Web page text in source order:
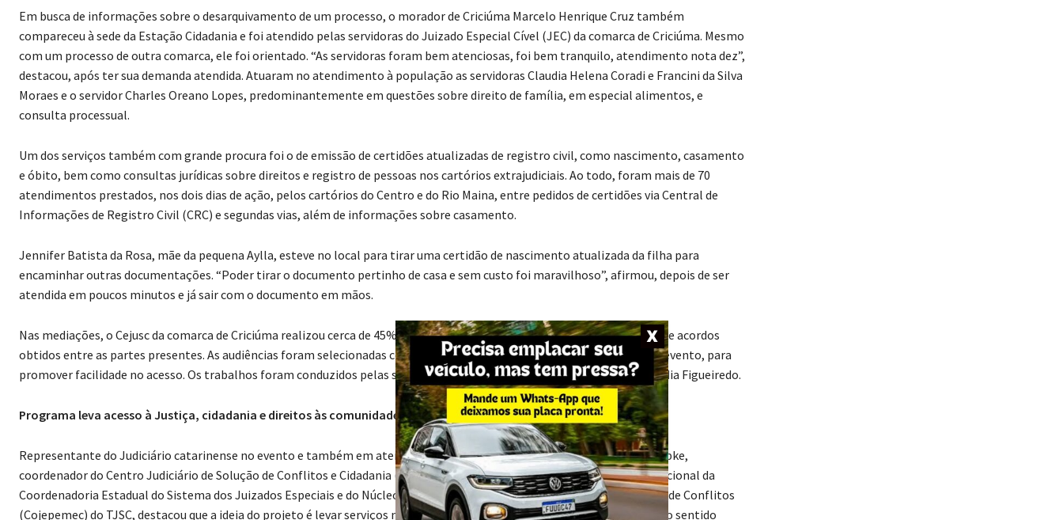
Em busca de informações sobre o desarquivamento de um processo, o morador de Criciúma Marcelo Henrique Cruz também
compareceu à sede da Estação Cidadania e foi atendido pelas servidoras do Juizado Especial Cível (JEC) da comarca de Criciúma. Mesmo
com um processo de outra comarca, ele foi orientado. “As servidoras foram bem atenciosas, foi bem tranquilo, atendimento nota dez”,
destacou, após ter sua demanda atendida. Atuaram no atendimento à população as servidoras Claudia Helena Coradi e Francini da Silva
Moraes e o servidor Charles Oreano Lopes, predominantemente em questões sobre direito de família, em especial alimentos, e
consulta processual.
Um dos serviços também com grande procura foi o de emissão de certidões atualizadas de registro civil, como nascimento, casamento
e óbito, bem como consultas jurídicas sobre direitos e registro de pessoas nos cartórios extrajudiciais. Ao todo, foram mais de 70
atendimentos prestados, nos dois dias de ação, pelos cartórios do Centro e do Rio Maina, entre pedidos de certidões via Central de
Informações de Registro Civil (CRC) e segundas vias, além de informações sobre casamento.
Jennifer Batista da Rosa, mãe da pequena Aylla, esteve no local para tirar uma certidão de nascimento atualizada da filha para
encaminhar outras documentações. “Poder tirar o documento pertinho de casa e sem custo foi maravilhoso”, afirmou, depois de ser
atendida em poucos minutos e já sair com o documento em mãos.
Nas mediações, o Cejusc da comarca de Criciúma realizou cerca de 45% das audiências agendadas, com registro de 100% de acordos
obtidos entre as partes presentes. As audiências foram selecionadas com partes que morassem na região que recebeu o evento, para
promover facilidade no acesso. Os trabalhos foram conduzidos pelas servidoras Fernanda Bolzani Mascarello e Ana Claudia Figueiredo.
Programa leva acesso à Justiça, cidadania e direitos às comunidades
Representante do Judiciário catarinense no evento e também em atendimento à população, o juiz André Alexandre Happke,
coordenador do Centro Judiciário de Solução de Conflitos e Cidadania (Cejusc) Estadual Catarinense e cooperador institucional da
Coordenadoria Estadual do Sistema dos Juizados Especiais e do Núcleo Permanente de Métodos Consensuais de Solução de Conflitos
(Cojepemec) do TJSC, destacou que a ideia do projeto é levar serviços mais próximos da comunidade, mas não somente no sentido